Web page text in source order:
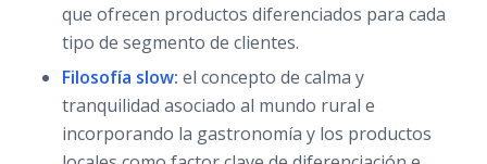
que ofrecen productos diferenciados para cada
tipo de segmento de clientes.
Filosofía slow: el concepto de calma y
tranquilidad asociado al mundo rural e
incorporando la gastronomía y los productos